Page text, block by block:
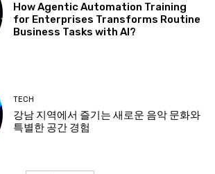
How Agentic Automation Training
for Enterprises Transforms Routine
Business Tasks with AI?
TECH
강남 지역에서 즐기는 새로운 음악 문화와
특별한 공간 경험